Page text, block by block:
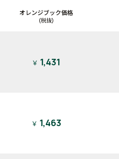
オレンジブック価格
(税抜)
￥ 1,431
￥ 1,463